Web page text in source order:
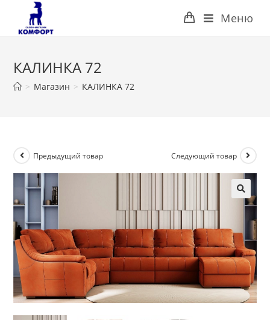
Перейти
содержимому
Меню
КАЛИНКА 72
> Магазин > КАЛИНКА 72
Предыдущий товар Следующий товар